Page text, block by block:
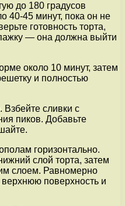
до 180 градусов
40-45 минут, пока он не
готовность торта,
— она должна выйти
около 10 минут, затем
и полностью
Взбейте сливки с
пиков. Добавьте
горизонтально.
слой торта, затем
слоем. Равномерно
поверхность и